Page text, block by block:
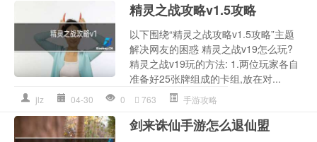
精灵之战攻略v1.5攻略
以下围绕“精灵之战攻略v1.5攻略”主题
解决网友的困惑 精灵之战v19怎么玩?
精灵之战v19玩的方法: 1.两位玩家各自
准备好25张牌组成的卡组,放在对...
jlz 04-30 0 763 手游攻略
剑来诛仙手游怎么退仙盟